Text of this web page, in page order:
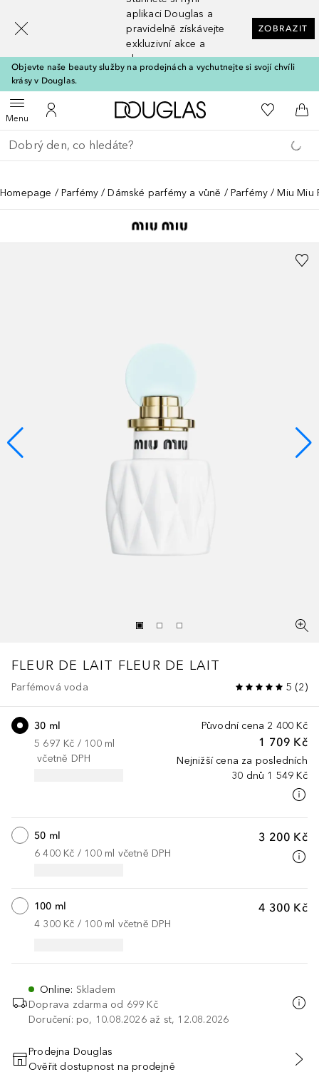
aplikaci Douglas a
pravidelně získávejte
exkluzivní akce a
slevy
ZOBRAZIT
Objevte naše beauty služby na prodejnách a vychutnejte si svojí chvíli
krásy v Douglas.
MenuOtevřít menuK mému účtu
Domů K mému
Do
Vraťte se
Proveďte vyhledávání
Homepage Parfémy Dámské parfémy a vůně Parfémy Miu Miu
FLEUR DE LAIT FLEUR DE LAIT
Parfémová voda 5 (2)
Původní cena 2 400 Kč
1 709 Kč
Nejnižší cena za posledních
30 dnů 1 549 Kč
30 ml
5 697 Kč / 100 ml
včetně DPH
3 200 Kč
50 ml
6 400 Kč / 100 ml včetně DPH
4 300 Kč
100 ml
4 300 Kč / 100 ml včetně DPH
Online: Skladem
Doprava zdarma od 699 Kč
Doručení: po, 10.08.2026 až st, 12.08.2026
PŘIDAT DO KOŠÍKU
Prodejna Douglas
Ověřit dostupnost na prodejně
[navigation.slideout.screenreader]